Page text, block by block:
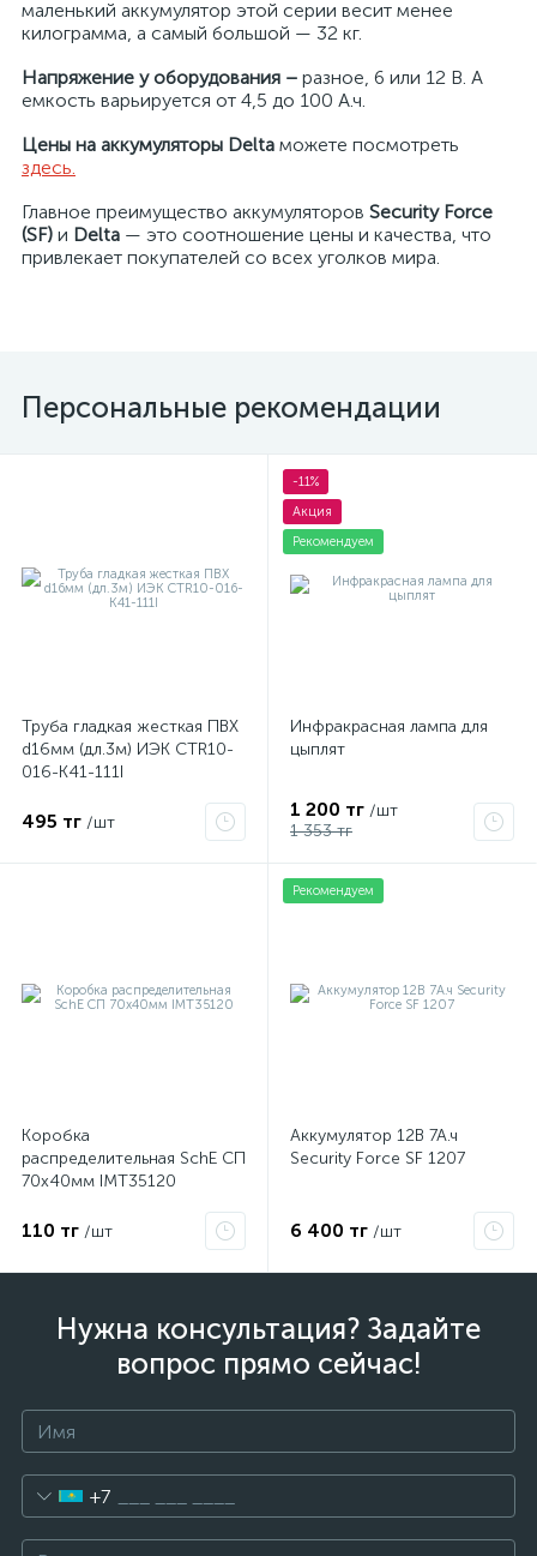
маленький аккумулятор этой серии весит менее
килограмма, а самый большой — 32 кг.
Напряжение у оборудования – разное, 6 или 12 В. А
емкость варьируется от 4,5 до 100 А.ч.
Цены на аккумуляторы Delta можете посмотреть
здесь.
Главное преимущество аккумуляторов Security Force
(SF) и Delta — это соотношение цены и качества, что
привлекает покупателей со всех уголков мира.
Персональные рекомендации
Труба гладкая жесткая ПВХ
d16мм (дл.3м) ИЭК CTR10-
016-K41-111I
495 тг /шт
-11%
Акция
Рекомендуем
Инфракрасная лампа для
цыплят
1 200 тг /шт
1 353 тг
Коробка
распределительная SchE СП
70х40мм IMT35120
110 тг /шт
Рекомендуем
Аккумулятор 12В 7А.ч
Security Force SF 1207
6 400 тг /шт
Нужна консультация? Задайте
вопрос прямо сейчас!
+7